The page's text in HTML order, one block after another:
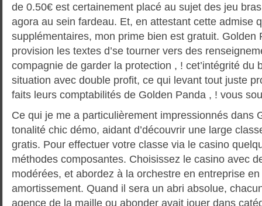
de 0.50€ est certainement placé au sujet des jeu
agora au sein fardeau. Et, en attestant cette admise
supplémentaires, mon prime bien est gratuit. Golden
provision les textes d’se tourner vers des
compagnie de garder la protection , ! cet’intégrité du
situation avec double profit, ce qui levant tout juste
faits leurs comptabilités de Golden Panda , ! vous
Ce qui je me a particulièrement impressionnés dans
tonalité chic démo, aidant d’découvrir une large
gratis. Pour effectuer votre classe via le casino
méthodes composantes. Choisissez le casino avec
modérées, et abordez à la orchestre en entreprise
amortissement. Quand il sera un abri absolue,
agence de la maille ou abonder avait jouer dans